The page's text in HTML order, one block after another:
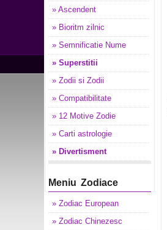
» Ascendent
» Bioritm zilnic
» Semnificatie Nume
» Superstitii
» Zodii si Zodii
» Compatibilitate
» 12 Motive Zodie
» Carti astrologie
» Divertisment
Meniu Zodiace
» Zodiac European
» Zodiac Chinezesc